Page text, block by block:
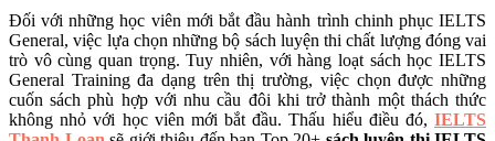
Đối với những học viên mới bắt đầu hành trình chinh phục IELTS
General, việc lựa chọn những bộ sách luyện thi chất lượng đóng vai
trò vô cùng quan trọng. Tuy nhiên, với hàng loạt sách học IELTS
General Training đa dạng trên thị trường, việc chọn được những
cuốn sách phù hợp với nhu cầu đôi khi trở thành một thách thức
không nhỏ với học viên mới bắt đầu. Thấu hiểu điều đó, IELTS